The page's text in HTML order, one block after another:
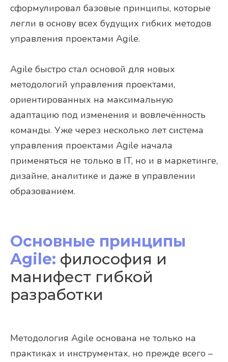
сформулировал базовые принципы, которые
легли в основу всех будущих гибких методов
управления проектами Agile.
Agile быстро стал основой для новых
методологий управления проектами,
ориентированных на максимальную
адаптацию под изменения и вовлечённость
команды. Уже через несколько лет система
управления проектами Agile начала
применяться не только в IT, но и в маркетинге,
дизайне, аналитике и даже в управлении
образованием.
Основные принципы
Agile: философия и
манифест гибкой
разработки
Методология Agile основана не только на
практиках и инструментах, но прежде всего –